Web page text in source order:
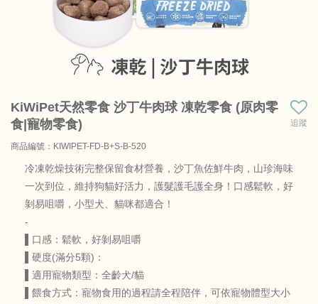
KiWiPet天然零食 沙丁牛肉球 凍乾零食 (原肉零
食|寵物零食)
追蹤
商品編號：KIWIPET-FD-B+S-B-520
冷凍乾燥技術完整保留食材營養，沙丁魚佐鮮牛肉，山珍海味
一次到位，維持狗貓好活力，護髮護毛護全身！口感鬆軟，好
剝易咀嚼，小型犬、貓咪都適合！
-
▌口感：鬆軟，好剝易咀嚼
▌硬度(滿分5顆)：
▌適用寵物類型：全齡犬/貓
▌餵食方式：寵物食用的過程請全程陪伴，可依寵物體型大小